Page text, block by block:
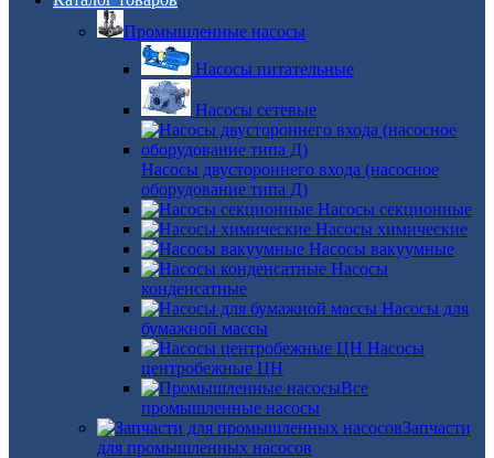
Промышленные насосы
Насосы питательные
Насосы сетевые
Насосы двустороннего входа (насосное
оборудование типа Д)
Насосы секционные
Насосы химические
Насосы вакуумные
Насосы
конденсатные
Насосы для
бумажной массы
Насосы
центробежные ЦН
Все
промышленные насосы
Запчасти
для промышленных насосов